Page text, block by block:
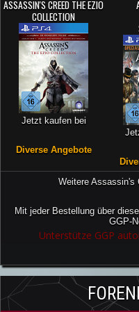
ASSASSIN'S CREED THE EZIO
COLLECTION
Jetzt kaufen bei
Diverse Angebote
Weitere Assassin's
Mit jeder Bestellung über
GGP-
Unterstütze GGP